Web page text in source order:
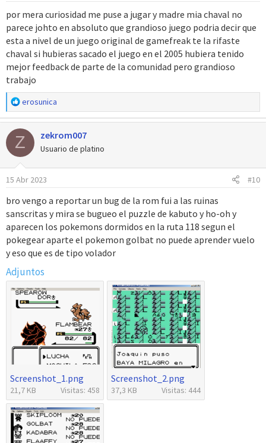
s
:
por mera curiosidad me puse a jugar y madre mia chaval no
parece johto en absoluto que grandioso juego podria decir que
esta a nivel de un juego original de gamefreak te la rifaste
chaval si hubieras sacado el juego en el 2005 hubiera tenido
mejor feedback de parte de la comunidad pero grandioso
trabajo
R
e
a
c
c
i
o
n
s
:
erosunica
Z zekrom007
Usuario de platino
15 Abr 2023 #10
bro vengo a reportar un bug de la rom fui a las ruinas
sanscritas y mira se bugueo el puzzle de kabuto y ho-oh y
aparecen los pokemons dormidos en la ruta 118 segun el
pokegear aparte el pokemon golbat no puede aprender vuelo
y eso que es de tipo volador
Adjuntos
Screenshot_1.png
21,7 KB Visitas: 458
Screenshot_2.png
37,3 KB Visitas: 444